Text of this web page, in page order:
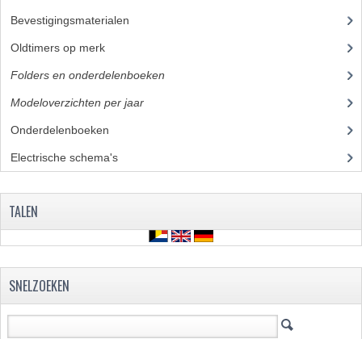
Bevestigingsmaterialen
Oldtimers op merk
Folders en onderdelenboeken
Modeloverzichten per jaar
Onderdelenboeken
Electrische schema's
TALEN
SNELZOEKEN